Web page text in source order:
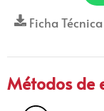
Ficha Técnica
Métodos de